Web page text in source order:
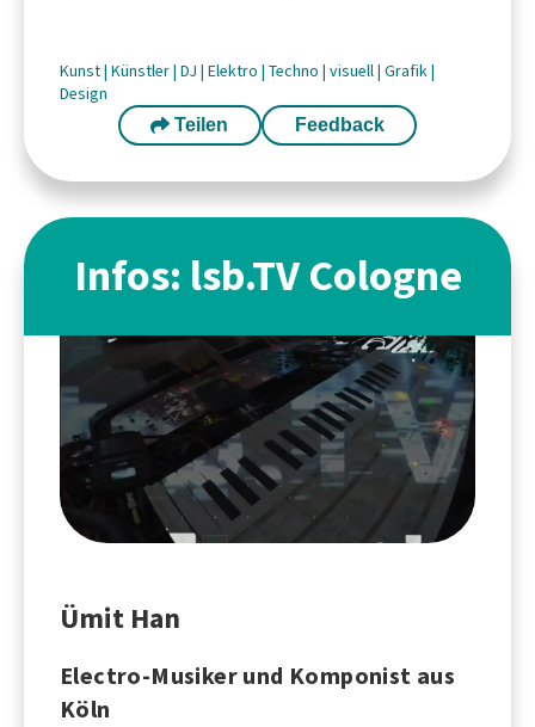
Kunst| Künstler| DJ | Elektro | Techno | visuell| Grafik|
Design
Teilen Feedback
Infos: lsb.TV Cologne
Ümit Han
Electro-Musiker und Komponist aus
Köln